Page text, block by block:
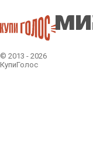
© 2013 - 2026
КупиГолос